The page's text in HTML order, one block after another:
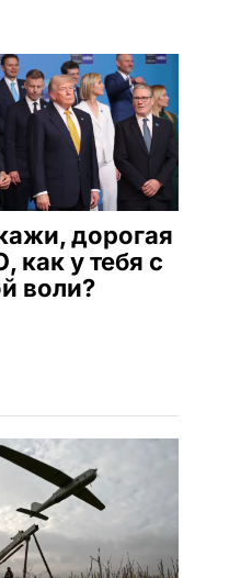
дорогая
как у тебя с
воли?